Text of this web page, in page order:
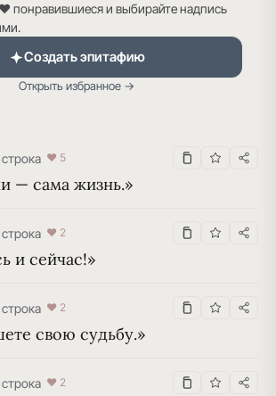
понравившиеся и выбирайте надпись
Создать эпитафию
Открыть избранное →
строка ♥ 5
— сама жизнь.»
строка ♥ 2
и сейчас!»
строка ♥ 2
свою судьбу.»
строка ♥ 2